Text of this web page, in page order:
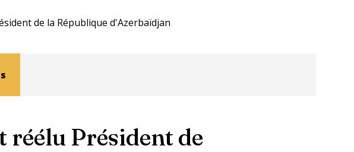
de la République d'Azerbaïdjan
réélu Président de